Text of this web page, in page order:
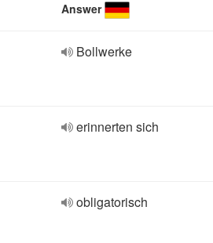
Answer
Bollwerke
erinnerten sich
obligatorisch